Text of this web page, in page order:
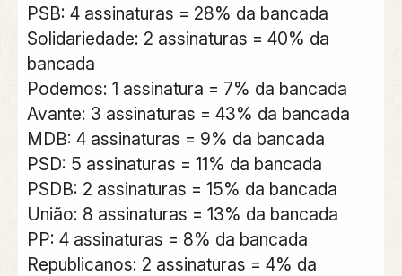
PSB: 4 assinaturas = 28% da bancada
Solidariedade: 2 assinaturas = 40% da
bancada
Podemos: 1 assinatura = 7% da bancada
Avante: 3 assinaturas = 43% da bancada
MDB: 4 assinaturas = 9% da bancada
PSD: 5 assinaturas = 11% da bancada
PSDB: 2 assinaturas = 15% da bancada
União: 8 assinaturas = 13% da bancada
PP: 4 assinaturas = 8% da bancada
Republicanos: 2 assinaturas = 4% da